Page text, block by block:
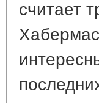
считает